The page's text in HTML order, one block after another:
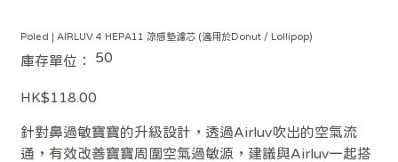
Poled | AIRLUV 4 HEPA11 涼感墊濾芯 (適用於Donut / Lollipop)
庫存單位：
SKU
50
50
價
格
HK$118.00
針對鼻過敏寶寶的升級設計，透過Airluv吹出的空氣流
通，有效改善寶寶周圍空氣過敏源，建議與Airluv一起搭